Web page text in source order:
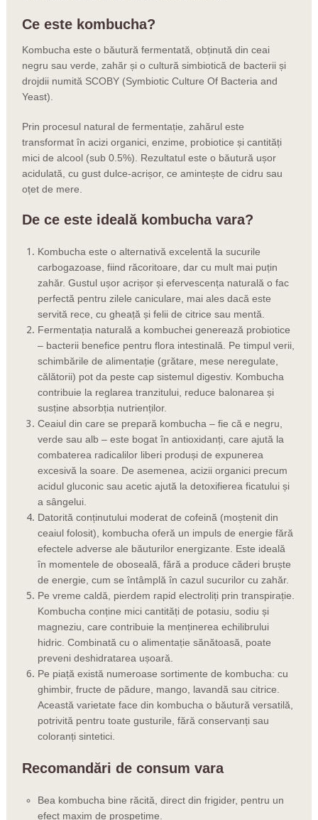
Ce este kombucha?
Kombucha este o băutură fermentată, obținută din ceai
negru sau verde, zahăr și o cultură simbiotică de bacterii și
drojdii numită SCOBY (Symbiotic Culture Of Bacteria and
Yeast).
Prin procesul natural de fermentație, zahărul este
transformat în acizi organici, enzime, probiotice și cantități
mici de alcool (sub 0.5%). Rezultatul este o băutură ușor
acidulată, cu gust dulce-acrișor, ce amintește de cidru sau
oțet de mere.
De ce este ideală kombucha vara?
Kombucha este o alternativă excelentă la sucurile
carbogazoase, fiind răcoritoare, dar cu mult mai puțin
zahăr. Gustul ușor acrișor și efervescența naturală o fac
perfectă pentru zilele caniculare, mai ales dacă este
servită rece, cu gheață și felii de citrice sau mentă.
Fermentația naturală a kombuchei generează probiotice
– bacterii benefice pentru flora intestinală. Pe timpul verii,
schimbările de alimentație (grătare, mese neregulate,
călătorii) pot da peste cap sistemul digestiv. Kombucha
contribuie la reglarea tranzitului, reduce balonarea și
susține absorbția nutrienților.
Ceaiul din care se prepară kombucha – fie că e negru,
verde sau alb – este bogat în antioxidanți, care ajută la
combaterea radicalilor liberi produși de expunerea
excesivă la soare. De asemenea, acizii organici precum
acidul gluconic sau acetic ajută la detoxifierea ficatului și
a sângelui.
Datorită conținutului moderat de cofeină (moștenit din
ceaiul folosit), kombucha oferă un impuls de energie fără
efectele adverse ale băuturilor energizante. Este ideală
în momentele de oboseală, fără a produce căderi bruște
de energie, cum se întâmplă în cazul sucurilor cu zahăr.
Pe vreme caldă, pierdem rapid electroliți prin transpirație.
Kombucha conține mici cantități de potasiu, sodiu și
magneziu, care contribuie la menținerea echilibrului
hidric. Combinată cu o alimentație sănătoasă, poate
preveni deshidratarea ușoară.
Pe piață există numeroase sortimente de kombucha: cu
ghimbir, fructe de pădure, mango, lavandă sau citrice.
Această varietate face din kombucha o băutură versatilă,
potrivită pentru toate gusturile, fără conservanți sau
coloranți sintetici.
Recomandări de consum vara
Bea kombucha bine răcită, direct din frigider, pentru un
efect maxim de prospețime.